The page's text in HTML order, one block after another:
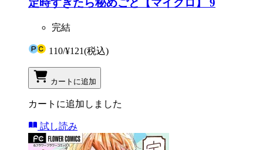
定時すぎたら秘めごと【マイクロ】 9
完結
110/¥121(税込)
カートに追加
カートに追加しました
試し読み